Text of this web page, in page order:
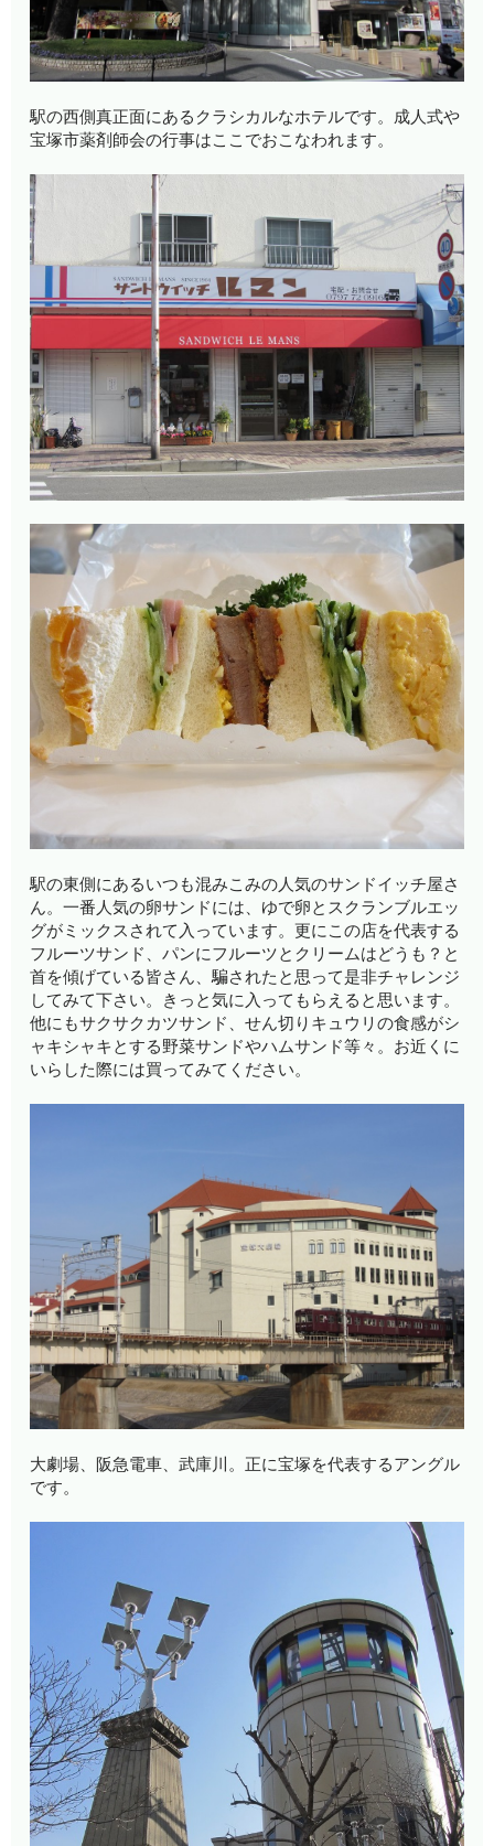
駅の西側真正面にあるクラシカルなホテルです。成人式や
宝塚市薬剤師会の行事はここでおこなわれます。
駅の東側にあるいつも混みこみの人気のサンドイッチ屋さ
ん。一番人気の卵サンドには、ゆで卵とスクランブルエッ
グがミックスされて入っています。更にこの店を代表する
フルーツサンド、パンにフルーツとクリームはどうも？と
首を傾げている皆さん、騙されたと思って是非チャレンジ
してみて下さい。きっと気に入ってもらえると思います。
他にもサクサクカツサンド、せん切りキュウリの食感がシ
ャキシャキとする野菜サンドやハムサンド等々。お近くに
いらした際には買ってみてください。
大劇場、阪急電車、武庫川。正に宝塚を代表するアングル
です。